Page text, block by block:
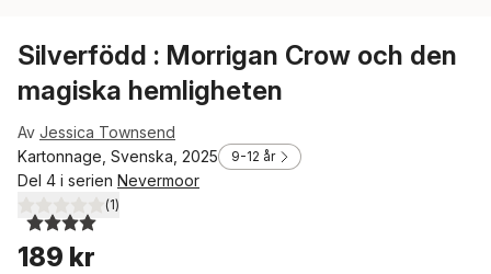
Silverfödd : Morrigan Crow och den
magiska hemligheten
Av Jessica Townsend
Kartonnage, Svenska, 2025
9-12 år
Del 4 i serien Nevermoor
4,0utav 5 stjärnor. Totalt antal röster:
(1)
189 kr